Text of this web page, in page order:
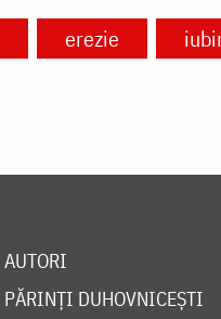
erezie
AUTORI
PĂRINȚI DUHOVNICEȘTI